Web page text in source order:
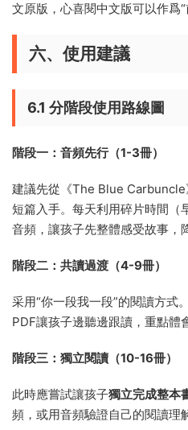
文原版，心喜閱中文版可以作爲“
六、使用建議
6.1 分階段使用路線圖
階段一：音頻先行（1-3冊）
建議先從《The Blue
短篇入手。每天利用碎片時間（
音頻，讓孩子先整體感受故事，
階段二：共讀過渡（4-9冊）
采用“你一段我一段”的閱讀方式
PDF讓孩子邊聽邊跟讀，重點體
階段三：獨立閱讀（10-16冊）
此時應嘗試讓孩子獨立完成整本
頻，或用音頻驗證自己的閱讀理